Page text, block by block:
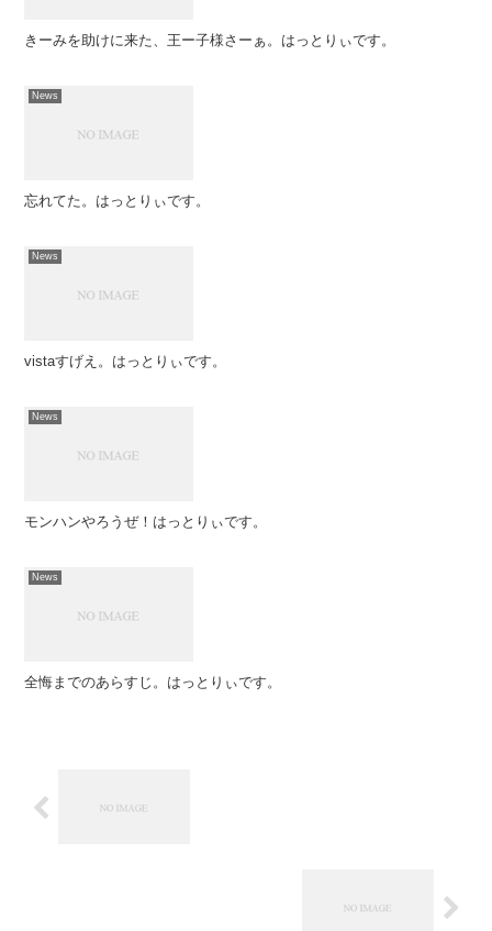
きーみを助けに来た、王ー子様さーぁ。はっとりぃです。
News
忘れてた。はっとりぃです。
News
vistaすげえ。はっとりぃです。
News
モンハンやろうぜ！はっとりぃです。
News
全悔までのあらすじ。はっとりぃです。